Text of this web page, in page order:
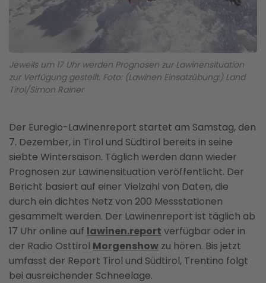
Jeweils um 17 Uhr werden Prognosen zur Lawinensituation
zur Verfügung gestellt. Foto: (Lawinen Einsatzübung:) Land
Tirol/Simon Rainer
Der Euregio-Lawinenreport startet am Samstag, den
7. Dezember, in Tirol und Südtirol bereits in seine
siebte Wintersaison. Täglich werden dann wieder
Prognosen zur Lawinensituation veröffentlicht. Der
Bericht basiert auf einer Vielzahl von Daten, die
durch ein dichtes Netz von 200 Messstationen
gesammelt werden. Der Lawinenreport ist täglich ab
17 Uhr online auf lawinen.report verfügbar oder in
der Radio Osttirol Morgenshow zu hören. Bis jetzt
umfasst der Report Tirol und Südtirol, Trentino folgt
bei ausreichender Schneelage.